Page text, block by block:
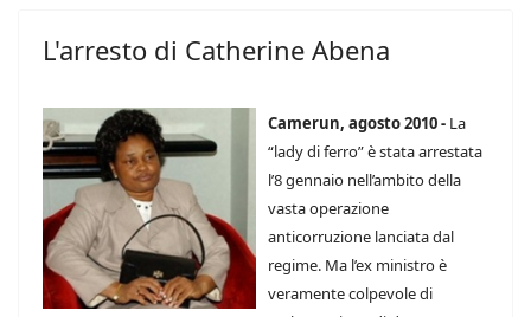
L'arresto di Catherine Abena
Camerun, agosto 2010 - La
“lady di ferro” è stata arrestata
l’8 gennaio nell’ambito della
vasta operazione
anticorruzione lanciata dal
regime. Ma l’ex ministro è
veramente colpevole di